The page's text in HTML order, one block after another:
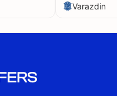
Varazdin